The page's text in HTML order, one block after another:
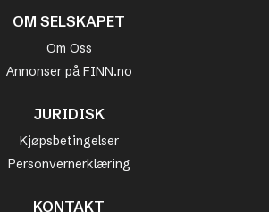
OM SELSKAPET
Om Oss
Annonser på FINN.no
JURIDISK
Kjøpsbetingelser
Personvernerklæring
KONTAKT